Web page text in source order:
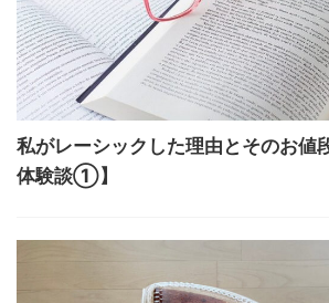
私がレーシックした理由とそのお値
体験談①】